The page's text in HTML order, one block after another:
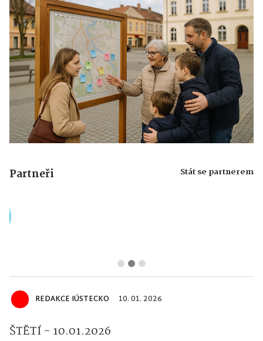
Partneři Stát se partnerem
REDAKCE IÚSTECKO 10. 01. 2026
ŠTĚTÍ - 10.01.2026